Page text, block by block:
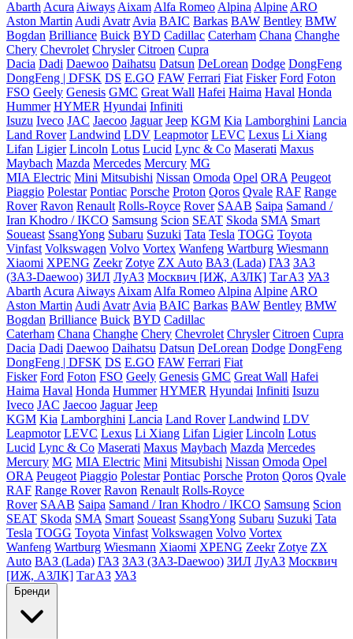
Abarth Acura Aiways Aixam Alfa Romeo Alpina Alpine ARO
Aston Martin Audi Avatr Avia BAIC Barkas BAW Bentley BMW
Bogdan Brilliance Buick BYD Cadillac Caterham Chana Changhe
Chery Chevrolet Chrysler Citroen Cupra
Dacia Dadi Daewoo Daihatsu Datsun DeLorean Dodge DongFeng
DongFeng | DFSK DS E.GO FAW Ferrari Fiat Fisker Ford Foton
FSO Geely Genesis GMC Great Wall Hafei Haima Haval Honda
Hummer HYMER Hyundai Infiniti
Isuzu Iveco JAC Jaecoo Jaguar Jeep KGM Kia Lamborghini Lancia
Land Rover Landwind LDV Leapmotor LEVC Lexus Li Xiang
Lifan Ligier Lincoln Lotus Lucid Lync & Co Maserati Maxus
Maybach Mazda Mercedes Mercury MG
MIA Electric Mini Mitsubishi Nissan Omoda Opel ORA Peugeot
Piaggio Polestar Pontiac Porsche Proton Qoros Qvale RAF Range
Rover Ravon Renault Rolls-Royce Rover SAAB Saipa Samand /
Iran Khodro / IKCO Samsung Scion SEAT Skoda SMA Smart
Soueast SsangYong Subaru Suzuki Tata Tesla TOGG Toyota
Vinfast Volkswagen Volvo Vortex Wanfeng Wartburg Wiesmann
Xiaomi XPENG Zeekr Zotye ZX Auto ВАЗ (Lada) ГАЗ ЗАЗ
(ЗАЗ-Daewoo) ЗИЛ ЛуАЗ Москвич [ИЖ, АЗЛК] ТагАЗ УАЗ
Abarth Acura Aiways Aixam Alfa Romeo Alpina Alpine ARO
Aston Martin Audi Avatr Avia BAIC Barkas BAW Bentley BMW
Bogdan Brilliance Buick BYD Cadillac
Caterham Chana Changhe Chery Chevrolet Chrysler Citroen Cupra
Dacia Dadi Daewoo Daihatsu Datsun DeLorean Dodge DongFeng
DongFeng | DFSK DS E.GO FAW Ferrari Fiat
Fisker Ford Foton FSO Geely Genesis GMC Great Wall Hafei
Haima Haval Honda Hummer HYMER Hyundai Infiniti Isuzu
Iveco JAC Jaecoo Jaguar Jeep
KGM Kia Lamborghini Lancia Land Rover Landwind LDV
Leapmotor LEVC Lexus Li Xiang Lifan Ligier Lincoln Lotus
Lucid Lync & Co Maserati Maxus Maybach Mazda Mercedes
Mercury MG MIA Electric Mini Mitsubishi Nissan Omoda Opel
ORA Peugeot Piaggio Polestar Pontiac Porsche Proton Qoros Qvale
RAF Range Rover Ravon Renault Rolls-Royce
Rover SAAB Saipa Samand / Iran Khodro / IKCO Samsung Scion
SEAT Skoda SMA Smart Soueast SsangYong Subaru Suzuki Tata
Tesla TOGG Toyota Vinfast Volkswagen Volvo Vortex
Wanfeng Wartburg Wiesmann Xiaomi XPENG Zeekr Zotye ZX
Auto ВАЗ (Lada) ГАЗ ЗАЗ (ЗАЗ-Daewoo) ЗИЛ ЛуАЗ Москвич
[ИЖ, АЗЛК] ТагАЗ УАЗ
Бренди